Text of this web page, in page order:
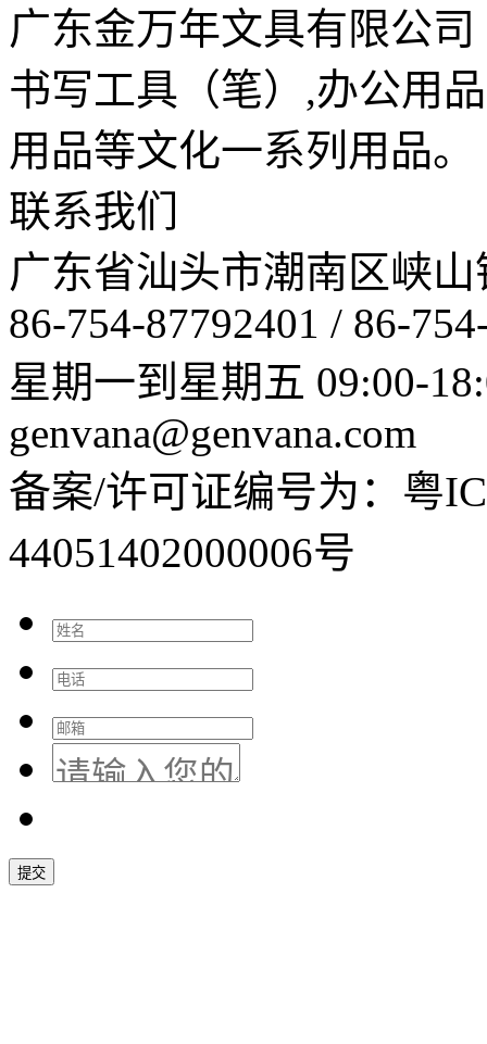
广东金万年文具有限公司
书写工具（笔）,办公用
用品等文化一系列用品。
联系我们
广东省汕头市潮南区峡
86-754-87792401 / 86-
星期一到星期五 09:00-
genvana@genvana.com
备案/许可证编号为：粤
44051402000006号